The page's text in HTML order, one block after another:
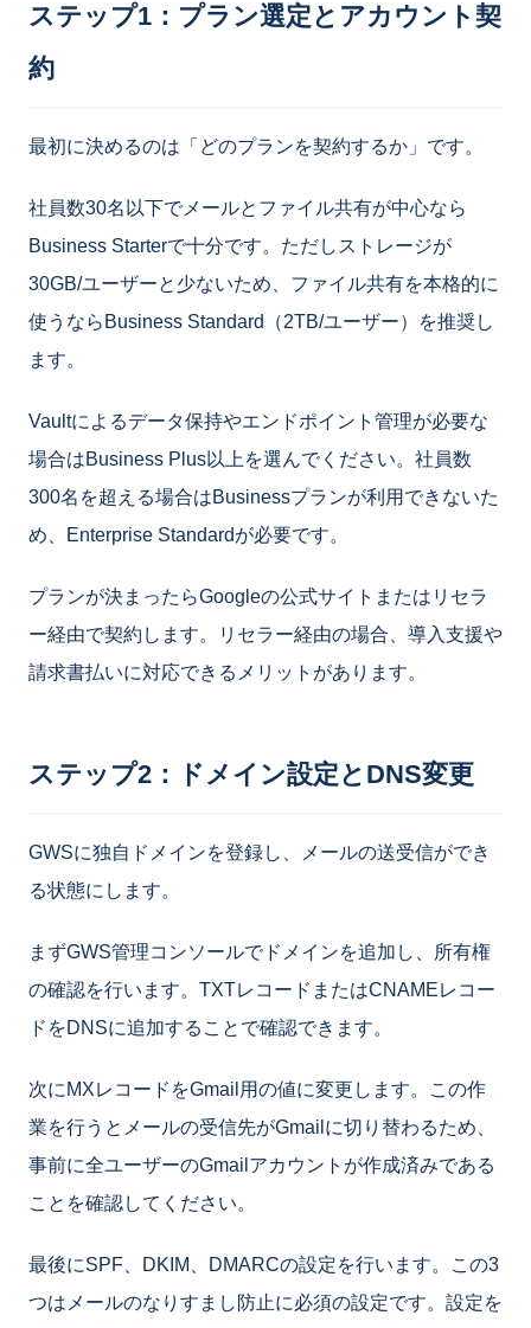
ステップ1：プラン選定とアカウント契
約
最初に決めるのは「どのプランを契約するか」です。
社員数30名以下でメールとファイル共有が中心なら
Business Starterで十分です。ただしストレージが
30GB/ユーザーと少ないため、ファイル共有を本格的に
使うならBusiness Standard（2TB/ユーザー）を推奨し
ます。
Vaultによるデータ保持やエンドポイント管理が必要な
場合はBusiness Plus以上を選んでください。社員数
300名を超える場合はBusinessプランが利用できないた
め、Enterprise Standardが必要です。
プランが決まったらGoogleの公式サイトまたはリセラ
ー経由で契約します。リセラー経由の場合、導入支援や
請求書払いに対応できるメリットがあります。
ステップ2：ドメイン設定とDNS変更
GWSに独自ドメインを登録し、メールの送受信ができ
る状態にします。
まずGWS管理コンソールでドメインを追加し、所有権
の確認を行います。TXTレコードまたはCNAMEレコー
ドをDNSに追加することで確認できます。
次にMXレコードをGmail用の値に変更します。この作
業を行うとメールの受信先がGmailに切り替わるため、
事前に全ユーザーのGmailアカウントが作成済みである
ことを確認してください。
最後にSPF、DKIM、DMARCの設定を行います。この3
つはメールのなりすまし防止に必須の設定です。設定を